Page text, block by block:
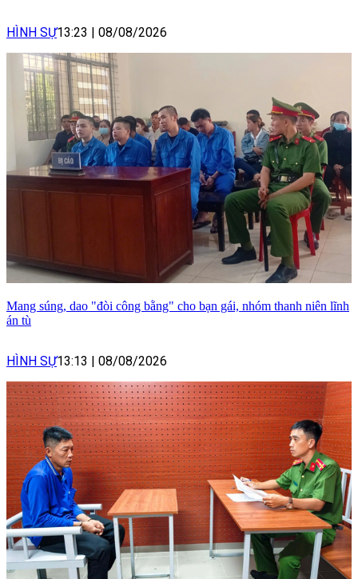
HÌNH SỰ13:23 | 08/08/2026
Mang súng, dao "đòi công bằng" cho bạn gái, nhóm thanh niên lĩnh
án tù
HÌNH SỰ13:13 | 08/08/2026